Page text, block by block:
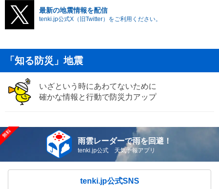
最新の地震情報を配信
tenki.jp公式X（旧Twitter）をご利用ください。
「知る防災」地震
いざという時にあわてないために
確かな情報と行動で防災力アップ
雨雲レーダーで雨を回避！
tenki.jp公式 天気予報アプリ
tenki.jp公式SNS